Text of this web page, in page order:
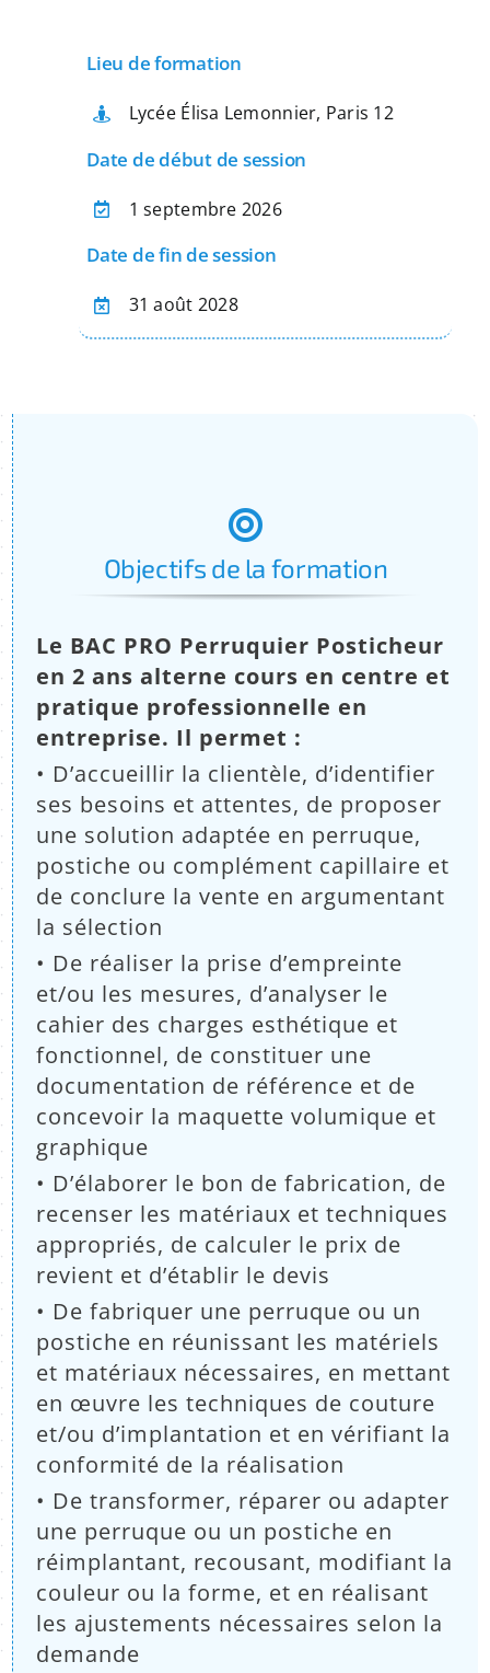
Bilan de Compétences
Notre Réseau
Lieu de formation
Lycée Élisa Lemonnier, Paris 12
Date de début de session
1 septembre 2026
Date de fin de session
31 août 2028
Objectifs de la formation
Le BAC PRO Perruquier Posticheur
en 2 ans alterne cours en centre et
pratique professionnelle en
entreprise. Il permet :
• D’accueillir la clientèle, d’identifier
ses besoins et attentes, de proposer
une solution adaptée en perruque,
postiche ou complément capillaire et
de conclure la vente en argumentant
la sélection
• De réaliser la prise d’empreinte
et/ou les mesures, d’analyser le
cahier des charges esthétique et
fonctionnel, de constituer une
documentation de référence et de
concevoir la maquette volumique et
graphique
• D’élaborer le bon de fabrication, de
recenser les matériaux et techniques
appropriés, de calculer le prix de
revient et d’établir le devis
• De fabriquer une perruque ou un
postiche en réunissant les matériels
et matériaux nécessaires, en mettant
en œuvre les techniques de couture
et/ou d’implantation et en vérifiant la
conformité de la réalisation
• De transformer, réparer ou adapter
une perruque ou un postiche en
réimplantant, recousant, modifiant la
couleur ou la forme, et en réalisant
les ajustements nécessaires selon la
demande